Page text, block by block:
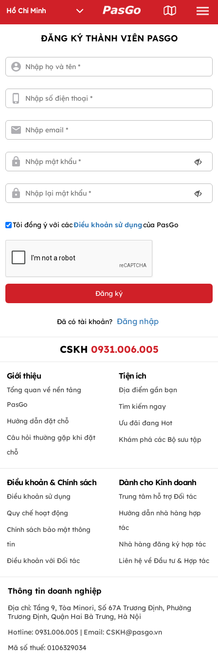
ĐĂNG KÝ THÀNH VIÊN PASGO
Tôi đồng ý với cácĐiều khoản sử dụngcủa PasGo
Đã có tài khoản? Đăng nhập
CSKH 0931.006.005
Giới thiệu
Tổng quan về nền tảng
PasGo
Hướng dẫn đặt chỗ
Câu hỏi thường gặp khi đặt
chỗ
Tiện ích
Địa điểm gần bạn
Tìm kiếm ngay
Ưu đãi đang Hot
Khám phá các Bộ sưu tập
Điều khoản & Chính sách
Điều khoản sử dụng
Quy chế hoạt động
Chính sách bảo mật thông
tin
Điều khoản với Đối tác
Dành cho Kinh doanh
Trung tâm hỗ trợ Đối tác
Hướng dẫn nhà hàng hợp
tác
Nhà hàng đăng ký hợp tác
Liên hệ về Đầu tư & Hợp tác
Thông tin doanh nghiệp
Địa chỉ: Tầng 9, Tòa Minori, Số 67A Trương Định, Phường
Trương Định, Quận Hai Bà Trưng, Hà Nội
Hotline: 0931.006.005 | Email: CSKH@pasgo.vn
Mã số thuế: 0106329034